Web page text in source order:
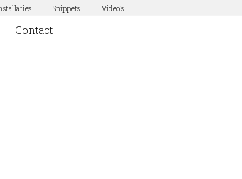
Snippets Video’s
Contact